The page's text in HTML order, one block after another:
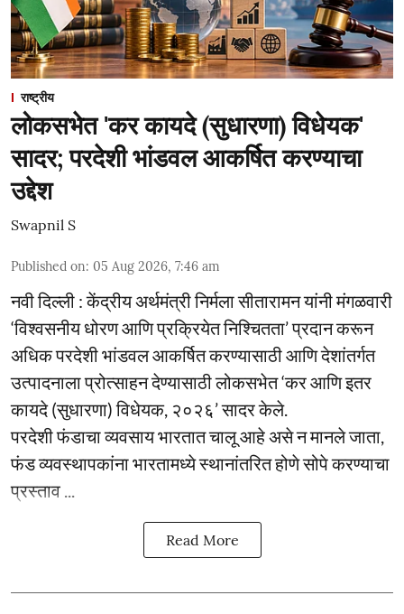
राष्ट्रीय
लोकसभेत 'कर कायदे (सुधारणा) विधेयक'
सादर; परदेशी भांडवल आकर्षित करण्याचा
उद्देश
Swapnil S
Published on: 05 Aug 2026, 7:46 am
नवी दिल्ली : केंद्रीय अर्थमंत्री निर्मला सीतारामन यांनी मंगळवारी
‘विश्वसनीय धोरण आणि प्रक्रियेत निश्चितता’ प्रदान करून
अधिक परदेशी भांडवल आकर्षित करण्यासाठी आणि देशांतर्गत
उत्पादनाला प्रोत्साहन देण्यासाठी लोकसभेत ‘कर आणि इतर
कायदे (सुधारणा) विधेयक, २०२६’ सादर केले.
परदेशी फंडाचा व्यवसाय भारतात चालू आहे असे न मानले जाता,
फंड व्यवस्थापकांना भारतामध्ये स्थानांतरित होणे सोपे करण्याचा
प्रस्ताव ...
Read More